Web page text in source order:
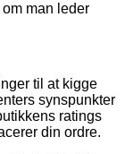
man leder
til at kigge
synspunkter
ratings
din ordre.